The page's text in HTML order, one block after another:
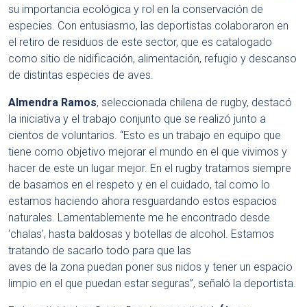
su importancia ecológica y rol en la conservación de
especies. Con entusiasmo, las deportistas colaboraron en
el retiro de residuos de este sector, que es catalogado
como sitio de nidificación, alimentación, refugio y descanso
de distintas especies de aves.
Almendra Ramos, seleccionada chilena de rugby, destacó
la iniciativa y el trabajo conjunto que se realizó junto a
cientos de voluntarios. “Esto es un trabajo en equipo que
tiene como objetivo mejorar el mundo en el que vivimos y
hacer de este un lugar mejor. En el rugby tratamos siempre
de basarnos en el respeto y en el cuidado, tal como lo
estamos haciendo ahora resguardando estos espacios
naturales. Lamentablemente me he encontrado desde
‘chalas’, hasta baldosas y botellas de alcohol. Estamos
tratando de sacarlo todo para que las
aves de la zona puedan poner sus nidos y tener un espacio
limpio en el que puedan estar seguras”, señaló la deportista.